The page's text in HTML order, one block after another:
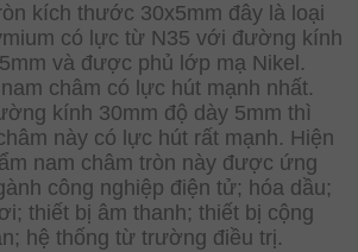
kích thước 30x5mm đây là loại
có lực từ N35 với đường kính
và được phủ lớp mạ Nikel.
châm có lực hút mạnh nhất.
kính 30mm độ dày 5mm thì
này có lực hút rất mạnh. Hiện
nam châm tròn này được ứng
công nghiệp điện tử; hóa dầu;
thiết bị âm thanh; thiết bị cộng
hệ thống từ trường điều trị.